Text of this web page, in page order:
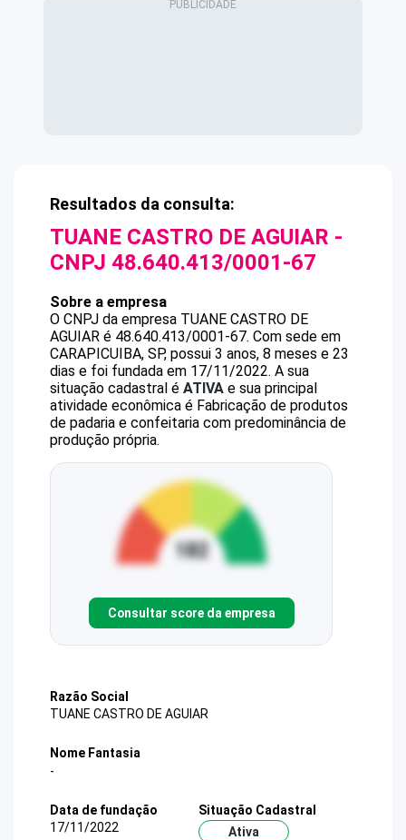
Resultados da consulta:
TUANE CASTRO DE AGUIAR -
CNPJ 48.640.413/0001-67
Sobre a empresa
O CNPJ da empresa TUANE CASTRO DE
AGUIAR é 48.640.413/0001-67. Com sede em
CARAPICUIBA, SP, possui 3 anos, 8 meses e 23
dias e foi fundada em 17/11/2022. A sua
situação cadastral é ATIVA e sua principal
atividade econômica é Fabricação de produtos
de padaria e confeitaria com predominância de
produção própria.
Consultar score da empresa
Razão Social
TUANE CASTRO DE AGUIAR
Nome Fantasia
-
Data de fundação
17/11/2022
Situação Cadastral
Ativa